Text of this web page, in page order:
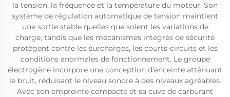
la tension, la fréquence et la température du moteur. Son
système de régulation automatique de tension maintient
une sortie stable quelles que soient les variations de
charge, tandis que les mécanismes intégrés de sécurité
protègent contre les surcharges, les courts-circuits et les
conditions anormales de fonctionnement. Le groupe
électrogène incorpore une conception d'enceinte atténuant
le bruit, réduisant le niveau sonore à des niveaux agréables.
Avec son empreinte compacte et sa cuve de carburant